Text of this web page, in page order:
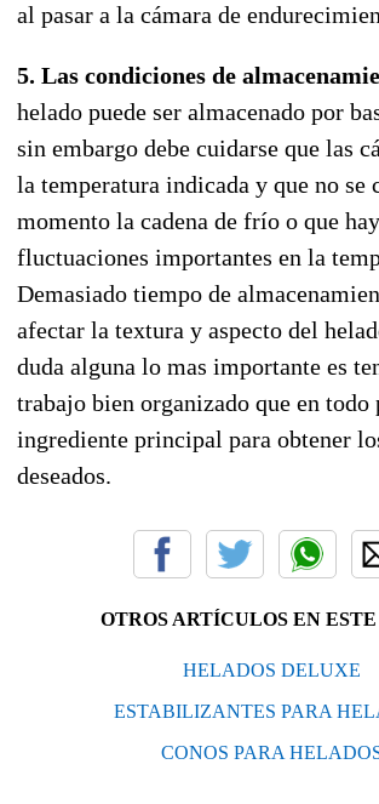
al pasar a la cámara de
5. Las condiciones de
helado puede ser almacenado por
sin embargo debe cuidarse que las
la temperatura indicada y que no se
momento la cadena de frío o que
fluctuaciones importantes en la
Demasiado tiempo de
afectar la textura y aspecto del
duda alguna lo mas importante es
trabajo bien organizado que en todo
ingrediente principal para obtener
deseados.
OTROS ARTÍCULOS EN
HELADOS DELUXE
ESTABILIZANTES PARA
CONOS PARA